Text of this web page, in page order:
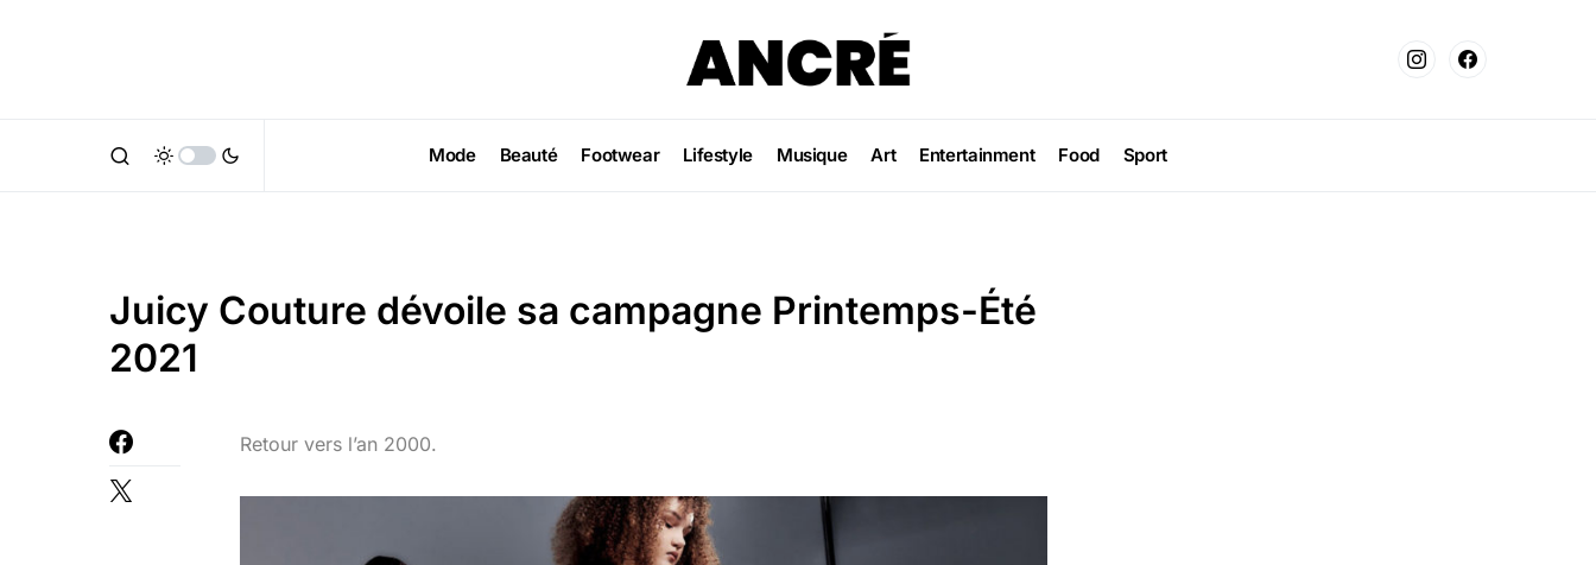
Mode Beauté Footwear Lifestyle Musique Art Entertainment Food Sport
Juicy Couture dévoile sa campagne Printemps-Été
2021
Retour vers l’an 2000.